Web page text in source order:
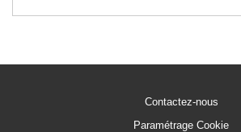
Contactez-nous
Paramétrage Cookie